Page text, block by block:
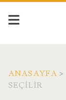
ANASAYFA >
SEÇILIR